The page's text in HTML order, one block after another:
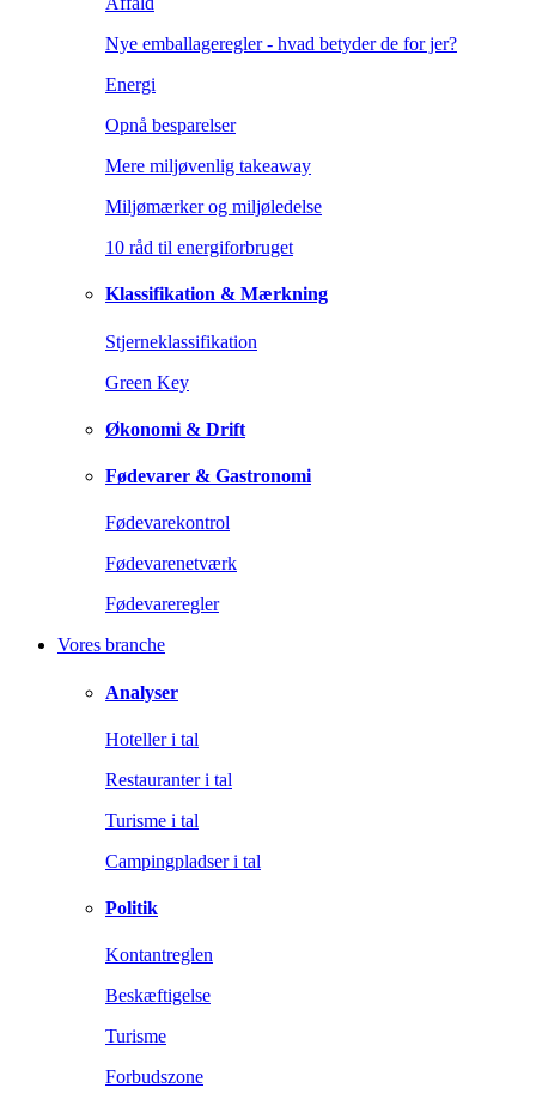
Nye emballageregler - hvad betyder de for jer?
Energi
Opnå besparelser
Mere miljøvenlig takeaway
Miljømærker og miljøledelse
10 råd til energiforbruget
Klassifikation & Mærkning
Stjerneklassifikation
Green Key
Økonomi & Drift
Fødevarer & Gastronomi
Fødevarekontrol
Fødevarenetværk
Fødevareregler
Vores branche
Analyser
Hoteller i tal
Restauranter i tal
Turisme i tal
Campingpladser i tal
Politik
Kontantreglen
Beskæftigelse
Turisme
Forbudszone